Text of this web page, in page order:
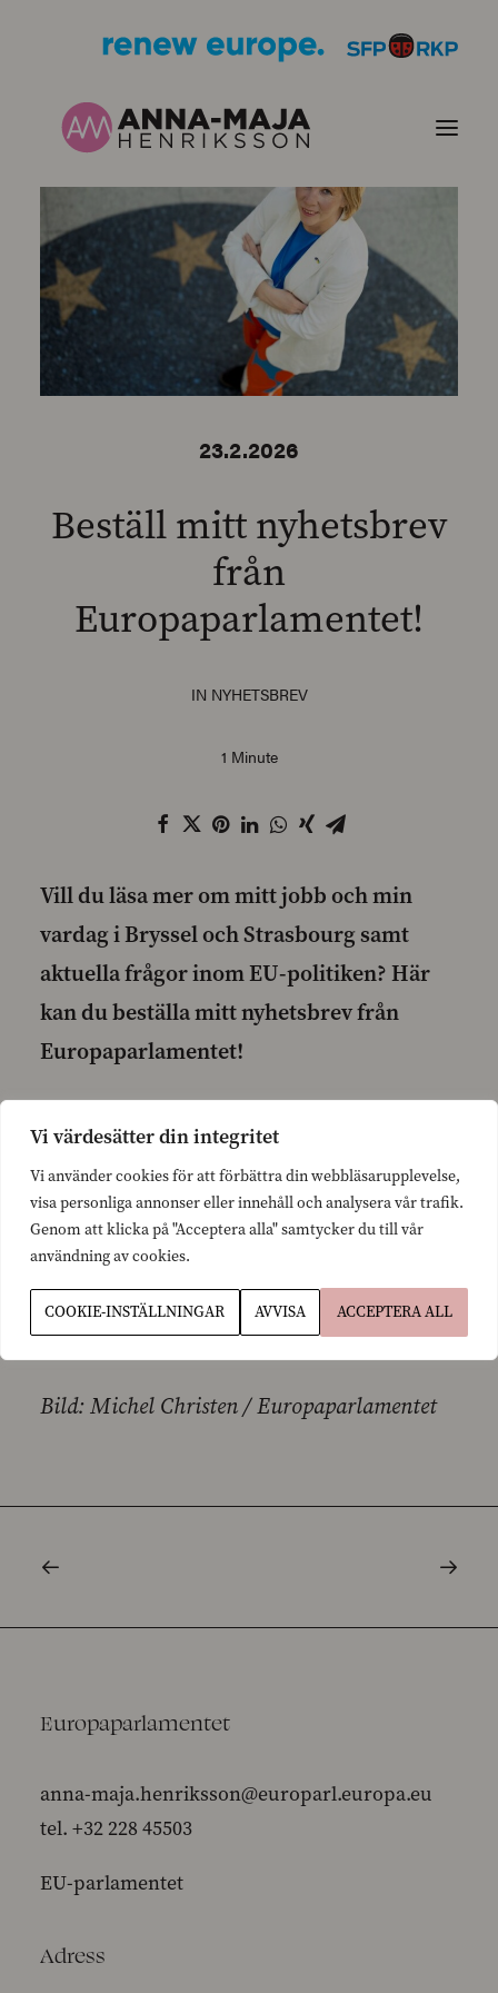
Vi värdesätter din integritet
Vi använder cookies för att förbättra din webbläsarupplevelse,
visa personliga annonser eller innehåll och analysera vår trafik.
Genom att klicka på "Acceptera alla" samtycker du till vår
användning av cookies.
COOKIE-INSTÄLLNINGAR AVVISA ACCEPTERA ALL
PUBLIKATIONER
HJÄRTEFRÅGOR
PERSONPORTRÄTT
SEARCH
23.2.2026
Beställ mitt nyhetsbrev
från
Europaparlamentet!
IN NYHETSBREV
1 Minute
Vill du läsa mer om mitt jobb och min
vardag i Bryssel och Strasbourg samt
aktuella frågor inom EU-politiken?Här
kan du beställa mitt nyhetsbrev från
Europaparlamentet!
Fyll i beställningsformuläret som finns
bakom länken nedan:
https://www.lyyti.fi/questions/ab0c7b11c0
Bild: Michel Christen / Europaparlamentet
Europaparlamentet
anna-maja.henriksson@europarl.europa.eu
tel. +32 228 45503
EU-parlamentet
Adress